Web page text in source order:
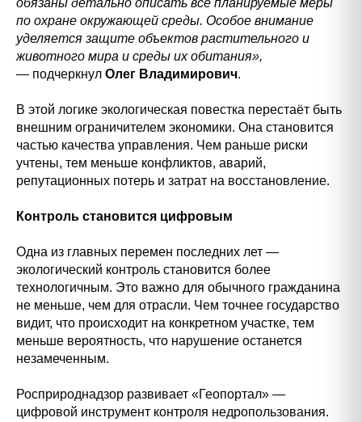
обязаны детально описать все планируемые меры
по охране окружающей среды. Особое внимание
уделяется защите объектов растительного и
животного мира и среды их обитания»,
— подчеркнул Олег Владимирович.
В этой логике экологическая повестка перестаёт быть
внешним ограничителем экономики. Она становится
частью качества управления. Чем раньше риски
учтены, тем меньше конфликтов, аварий,
репутационных потерь и затрат на восстановление.
Контроль становится цифровым
Одна из главных перемен последних лет —
экологический контроль становится более
технологичным. Это важно для обычного гражданина
не меньше, чем для отрасли. Чем точнее государство
видит, что происходит на конкретном участке, тем
меньше вероятность, что нарушение останется
незамеченным.
Росприроднадзор развивает «Геопортал» —
цифровой инструмент контроля недропользования.